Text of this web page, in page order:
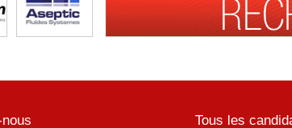
Tous les